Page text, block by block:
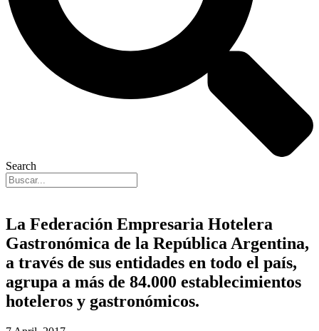
Search
La Federación Empresaria Hotelera
Gastronómica de la República Argentina,
a través de sus entidades en todo el país,
agrupa a más de 84.000 establecimientos
hoteleros y gastronómicos.